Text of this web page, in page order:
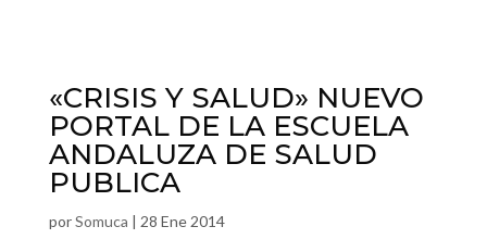
«CRISIS Y SALUD» NUEVO
PORTAL DE LA ESCUELA
ANDALUZA DE SALUD
PUBLICA
porSomuca | 28 Ene 2014